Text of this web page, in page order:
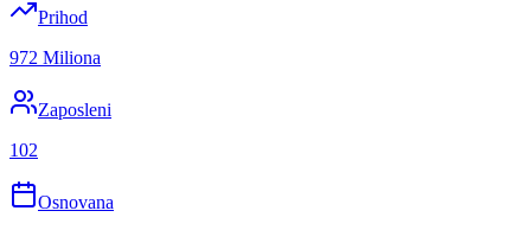
Prihod
972 Miliona
Zaposleni
102
Osnovana